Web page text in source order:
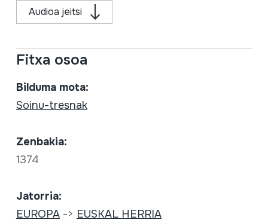
Audioa jeitsi
Fitxa osoa
Bilduma mota:
Soinu-tresnak
Zenbakia:
1374
Jatorria:
EUROPA-> EUSKAL HERRIA